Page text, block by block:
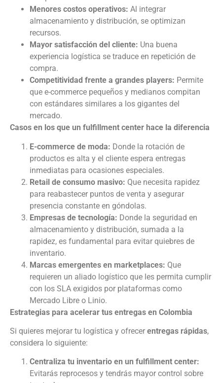
Menores costos operativos: Al integrar
almacenamiento y distribución, se optimizan
recursos.
Mayor satisfacción del cliente: Una buena
experiencia logística se traduce en repetición de
compra.
Competitividad frente a grandes players: Permite
que e-commerce pequeños y medianos compitan
con estándares similares a los gigantes del
mercado.
Casos en los que un fulfillment center hace la diferencia
E-commerce de moda: Donde la rotación de
productos es alta y el cliente espera entregas
inmediatas para ocasiones especiales.
Retail de consumo masivo: Que necesita rapidez
para reabastecer puntos de venta y asegurar
presencia constante en góndolas.
Empresas de tecnología: Donde la seguridad en
almacenamiento y distribución, sumada a la
rapidez, es fundamental para evitar quiebres de
inventario.
Marcas emergentes en marketplaces: Que
requieren un aliado logístico que les permita cumplir
con los SLA exigidos por plataformas como
Mercado Libre o Linio.
Estrategias para acelerar tus entregas en Colombia
Si quieres mejorar tu logística y ofrecer entregas rápidas,
considera lo siguiente:
Centraliza tu inventario en un fulfillment center:
Evitarás reprocesos y tendrás mayor control sobre